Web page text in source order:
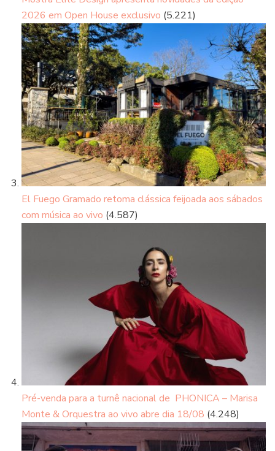
2026 em Open House exclusivo (5.221)
El Fuego Gramado retoma clássica feijoada aos sábados
com música ao vivo (4.587)
Pré-venda para a turnê nacional de PHONICA – Marisa
Monte & Orquestra ao vivo abre dia 18/08 (4.248)